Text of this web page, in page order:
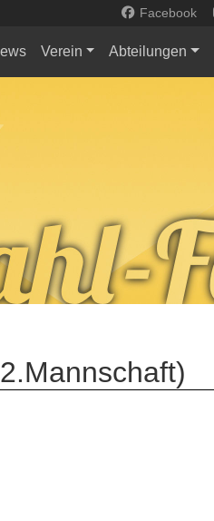
Facebook
Verein Abteilungen